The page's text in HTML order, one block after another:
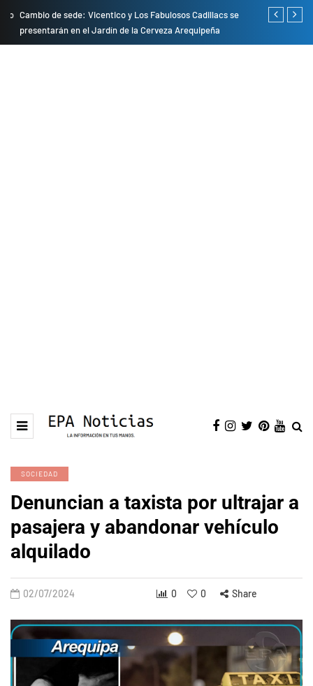
Cambio de sede: Vicentico y Los Fabulosos Cadillacs se
presentarán en el Jardín de la Cerveza Arequipeña
Empresas
SOCIEDAD
Denuncian a taxista por ultrajar a
pasajera y abandonar vehículo
alquilado
02/07/2024 0 0 Share